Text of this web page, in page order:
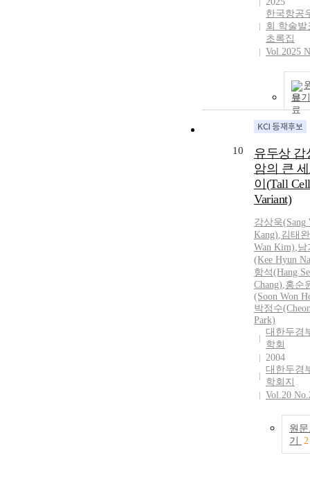
한국항공
회 학술발
초록집
Vol.2025
보기
10
유두상 갑
암의 큰
이(Tall Cell
Variant)
강상욱(Sang
Kang),김태
Wan Kim),남
(Kee Hyun
항석(Hang
Chang),홍순
(Soon Won
박정수
Park)
대한두경
학회
2004
대한두경
학회지
Vol.20
원
기
2